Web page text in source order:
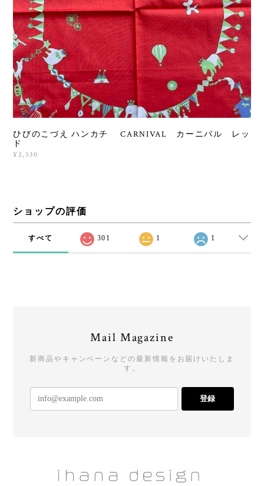
ひびのこづえ ハンカチ CARNIVAL カーニバル レッ
ド
¥2,530
ショップの評価
すべて 301 1 1
Mail Magazine
新商品やキャンペーンなどの最新情報をお届けいたしま
す。
登録